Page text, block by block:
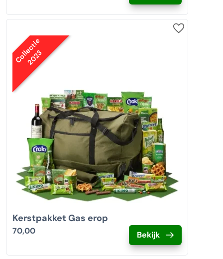
Collectie
2023
Kerstpakket Gas erop
70,00 Bekijk